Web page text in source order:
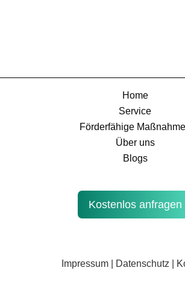
Home
Service
Förderfähige
Über uns
Blogs
Kostenlos anfragen
Impressum| Datenschutz